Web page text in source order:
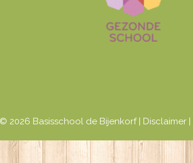
© 2026 Basisschool de Bijenkorf | Disclaimer|